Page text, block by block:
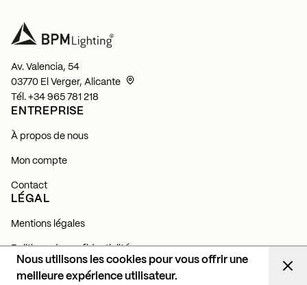
Nous utilisons les cookies pour vous offrir une
meilleure expérience utilisateur.
Av. Valencia, 54
03770 El Verger, Alicante
Tél. +34 965 781 218
ENTREPRISE
À propos de nous
Mon compte
Contact
LÉGAL
Mentions légales
Politique de confidentialité
Politique de cookies